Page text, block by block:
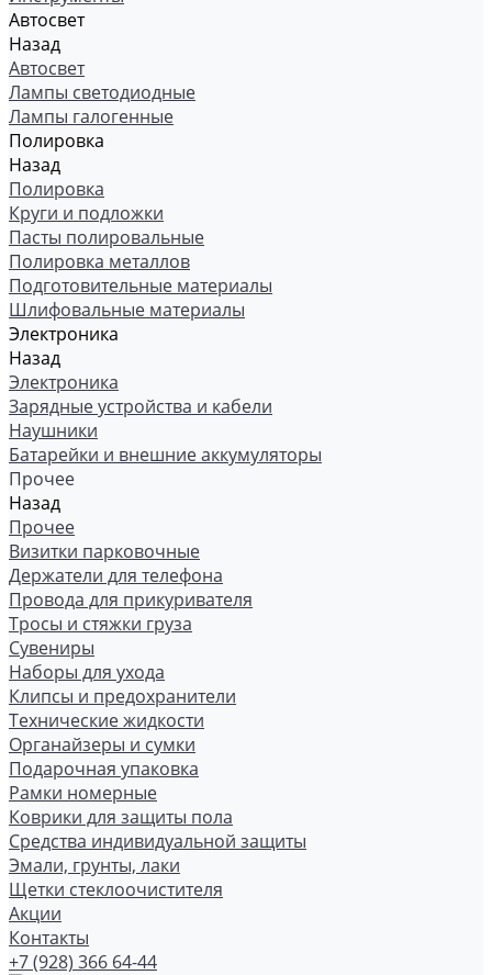
Автосвет
Назад
Автосвет
Лампы светодиодные
Лампы галогенные
Полировка
Назад
Полировка
Круги и подложки
Пасты полировальные
Полировка металлов
Подготовительные материалы
Шлифовальные материалы
Электроника
Назад
Электроника
Зарядные устройства и кабели
Наушники
Батарейки и внешние аккумуляторы
Прочее
Назад
Прочее
Визитки парковочные
Держатели для телефона
Провода для прикуривателя
Тросы и стяжки груза
Сувениры
Наборы для ухода
Клипсы и предохранители
Технические жидкости
Органайзеры и сумки
Подарочная упаковка
Рамки номерные
Коврики для защиты пола
Средства индивидуальной защиты
Эмали, грунты, лаки
Щетки стеклоочистителя
Акции
Контакты
+7 (928) 366 64-44